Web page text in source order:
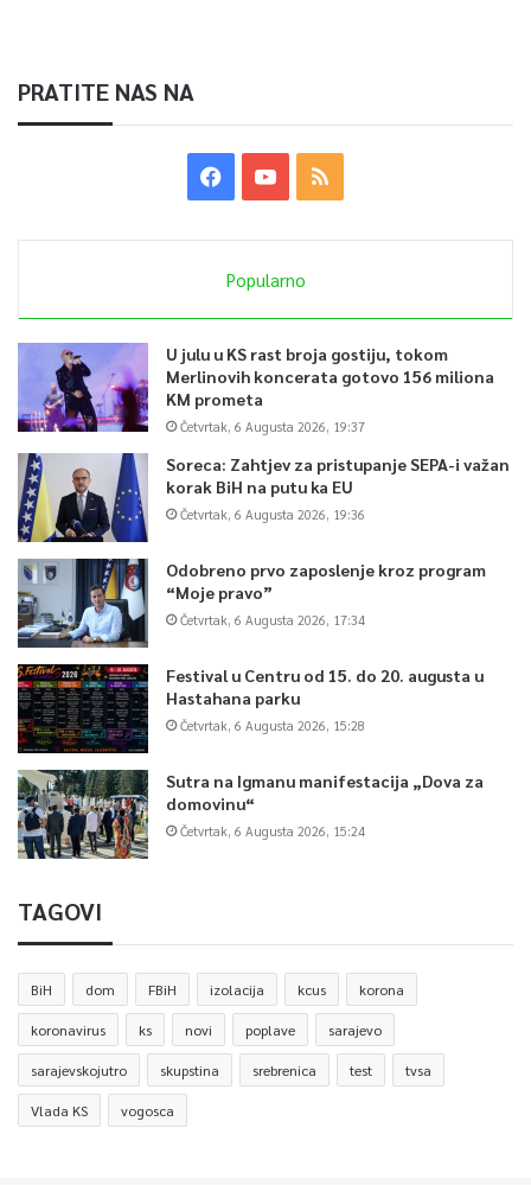
PRATITE NAS NA
Popularno
U julu u KS rast broja gostiju, tokom
Merlinovih koncerata gotovo 156 miliona
KM prometa
Četvrtak, 6 Augusta 2026, 19:37
Soreca: Zahtjev za pristupanje SEPA-i važan
korak BiH na putu ka EU
Četvrtak, 6 Augusta 2026, 19:36
Odobreno prvo zaposlenje kroz program
“Moje pravo”
Četvrtak, 6 Augusta 2026, 17:34
Festival u Centru od 15. do 20. augusta u
Hastahana parku
Četvrtak, 6 Augusta 2026, 15:28
Sutra na Igmanu manifestacija „Dova za
domovinu“
Četvrtak, 6 Augusta 2026, 15:24
TAGOVI
BiH dom FBiH izolacija kcus korona
koronavirus ks novi poplave sarajevo
sarajevskojutro skupstina srebrenica test tvsa
Vlada KS vogosca